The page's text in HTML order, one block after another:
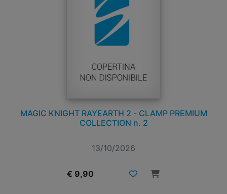
MAGIC KNIGHT RAYEARTH 2 - CLAMP PREMIUM
COLLECTION n. 2
13/10/2026
€ 9,90